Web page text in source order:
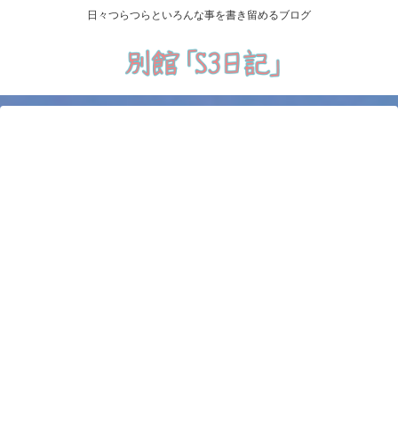
日々つらつらといろんな事を書き留めるブログ